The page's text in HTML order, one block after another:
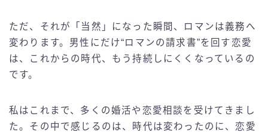
ただ、それが「当然」になった瞬間、ロマンは義務へ
変わります。男性にだけ“ロマンの請求書”を回す恋愛
は、これからの時代、もう持続しにくくなっているの
です。
私はこれまで、多くの婚活や恋愛相談を受けてきまし
た。その中で感じるのは、時代は変わったのに、恋愛